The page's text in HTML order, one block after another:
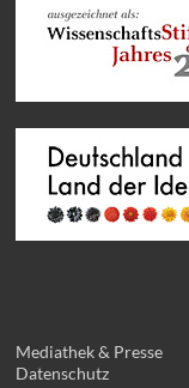
Mediathek & Presse
Datenschutz